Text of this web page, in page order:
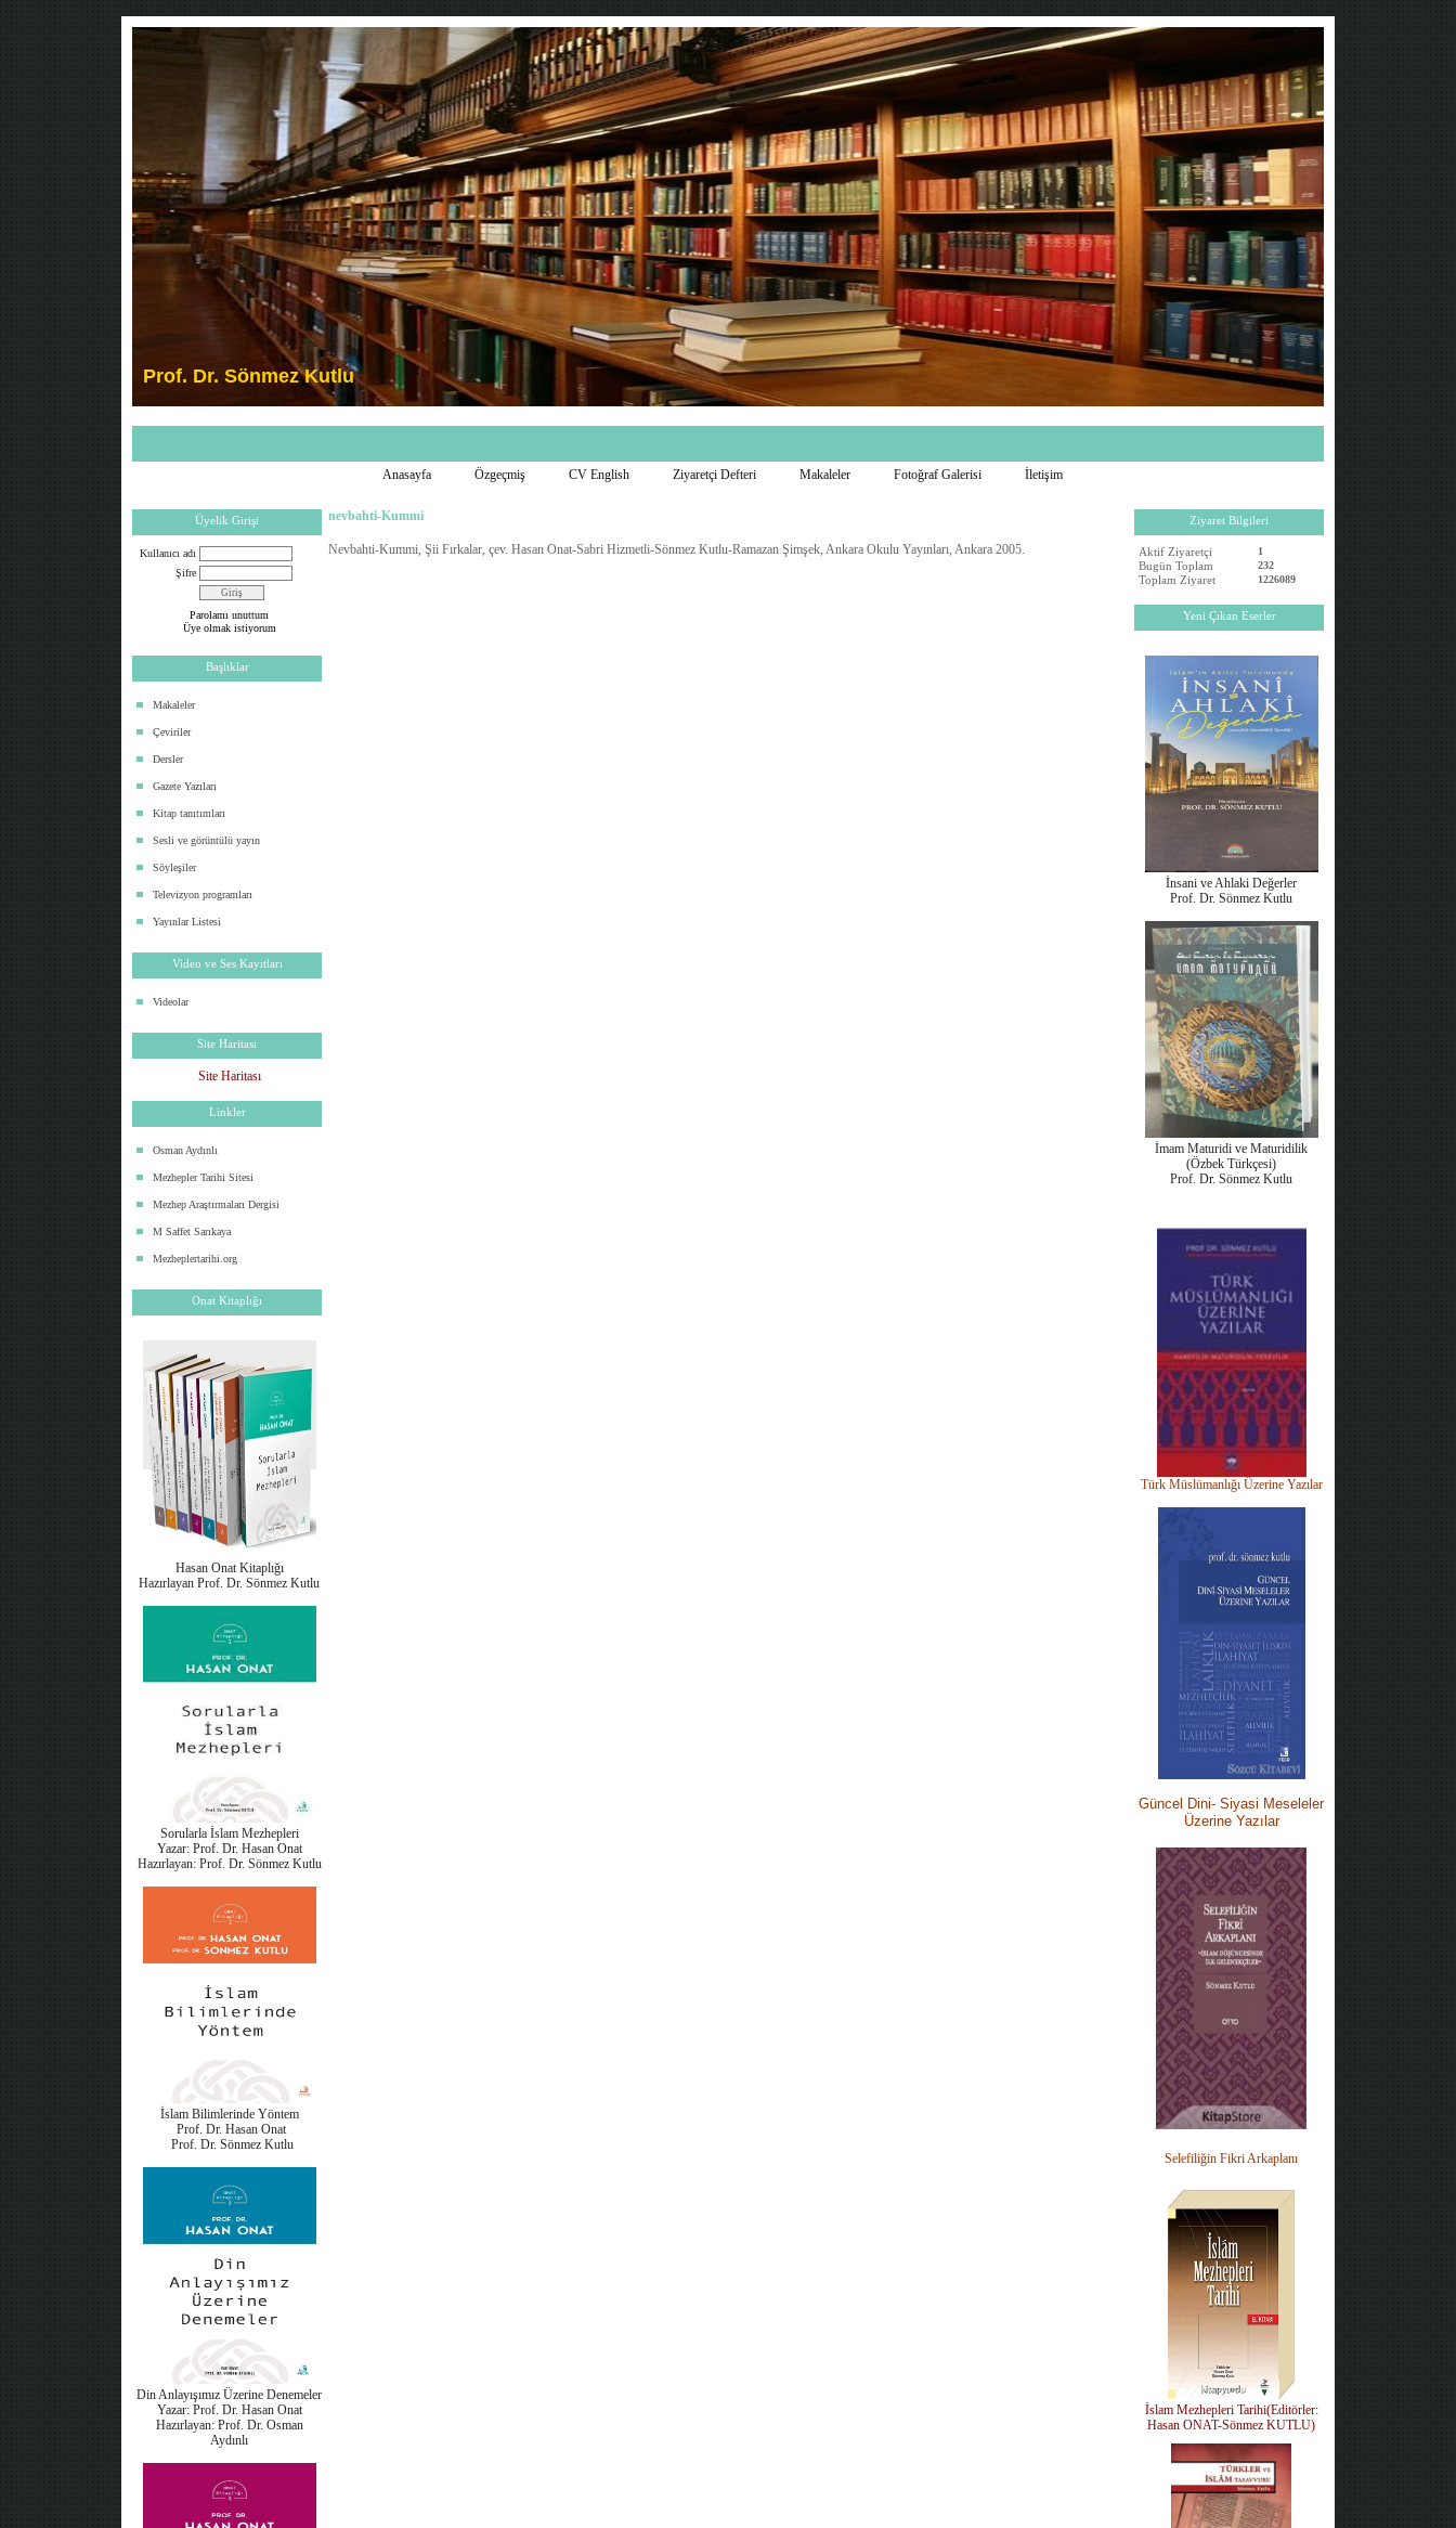
Anasayfa Özgeçmiş CV English Ziyaretçi Defteri Makaleler Fotoğraf Galerisi İletişim
Üyelik Girişi
Kullanıcı adı
Şifre
Parolamı unuttum
Üye olmak istiyorum
Başlıklar
Makaleler
Çeviriler
Dersler
Gazete Yazıları
Kitap tanıtımları
Sesli ve görüntülü yayın
Söyleşiler
Televizyon programları
Yayınlar Listesi
Video ve Ses Kayıtları
Videolar
Site Haritası
Site Haritası
Linkler
Osman Aydınlı
Mezhepler Tarihi Sitesi
Mezhep Araştırmaları Dergisi
M Saffet Sarıkaya
Mezheplertarihi.org
Onat Kitaplığı
Hasan Onat Kitaplığı
Hazırlayan Prof. Dr. Sönmez Kutlu
Sorularla İslam Mezhepleri
Yazar: Prof. Dr. Hasan Onat
Hazırlayan: Prof. Dr. Sönmez Kutlu
İslam Bilimlerinde Yöntem
Prof. Dr. Hasan Onat
Prof. Dr. Sönmez Kutlu
Din Anlayışımız Üzerine Denemeler
Yazar: Prof. Dr. Hasan Onat
Hazırlayan: Prof. Dr. Osman
Aydınlı
nevbahti-Kummi
Nevbahti-Kummi, Şii Fırkalar, çev. Hasan Onat-Sabri Hizmetli-Sönmez Kutlu-Ramazan Şimşek, Ankara Okulu Yayınları, Ankara 2005.
Ziyaret Bilgileri
Aktif Ziyaretçi 1
Bugün Toplam 232
Toplam Ziyaret 1226089
Yeni Çıkan Eserler
İnsani ve Ahlaki Değerler
Prof. Dr. Sönmez Kutlu
İmam Maturidi ve Maturidilik
(Özbek Türkçesi)
Prof. Dr. Sönmez Kutlu
Türk Müslümanlığı Üzerine Yazılar
Güncel Dini- Siyasi Meseleler
Üzerine Yazılar
Selefiliğin Fikri Arkaplanı
İslam Mezhepleri Tarihi(Editörler:
Hasan ONAT-Sönmez KUTLU)